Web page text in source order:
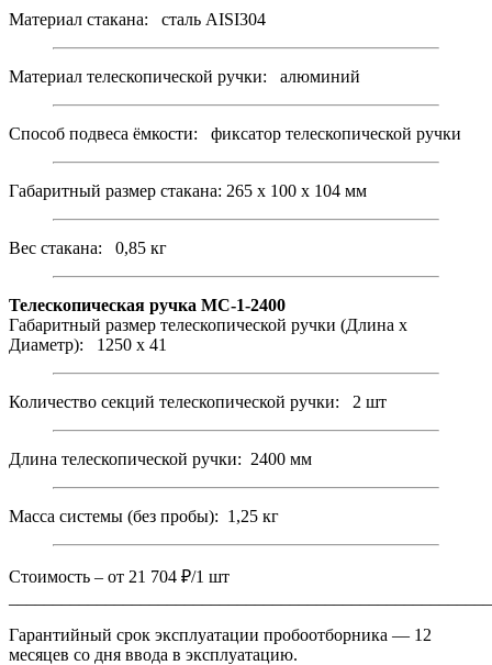
Материал стакана: сталь AISI304
Материал телескопической ручки: алюминий
Способ подвеса ёмкости: фиксатор телескопической ручки
Габаритный размер стакана: 265 х 100 х 104 мм
Вес стакана: 0,85 кг
Телескопическая ручка МС-1-2400
Габаритный размер телескопической ручки (Длина х
Диаметр): 1250 х 41
Количество секций телескопической ручки: 2 шт
Длина телескопической ручки: 2400 мм
Масса системы (без пробы): 1,25 кг
Стоимость – от 21 704 ₽/1 шт
Гарантийный срок эксплуатации пробоотборника — 12
месяцев со дня ввода в эксплуатацию.